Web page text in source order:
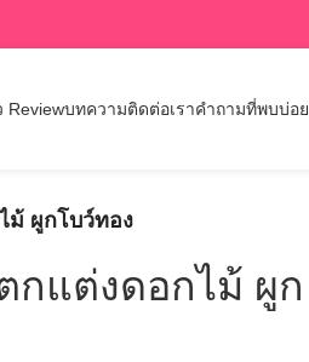
Reviewบทความติดต่อเราคำถามที่พบบ่อย
ม้ ผูกโบว์ทอง
กแต่งดอกไม้ ผูก